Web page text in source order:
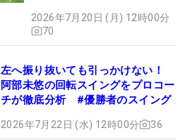
2026年7月20日 (月) 12時00分
70
左へ振り抜いても引っかけない！
阿部未悠の回転スイングをプロコー
チが徹底分析 #優勝者のスイング
2026年7月22日 (水) 12時00分 36